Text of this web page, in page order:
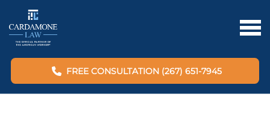
FREE CONSULTATION (267) 651-7945